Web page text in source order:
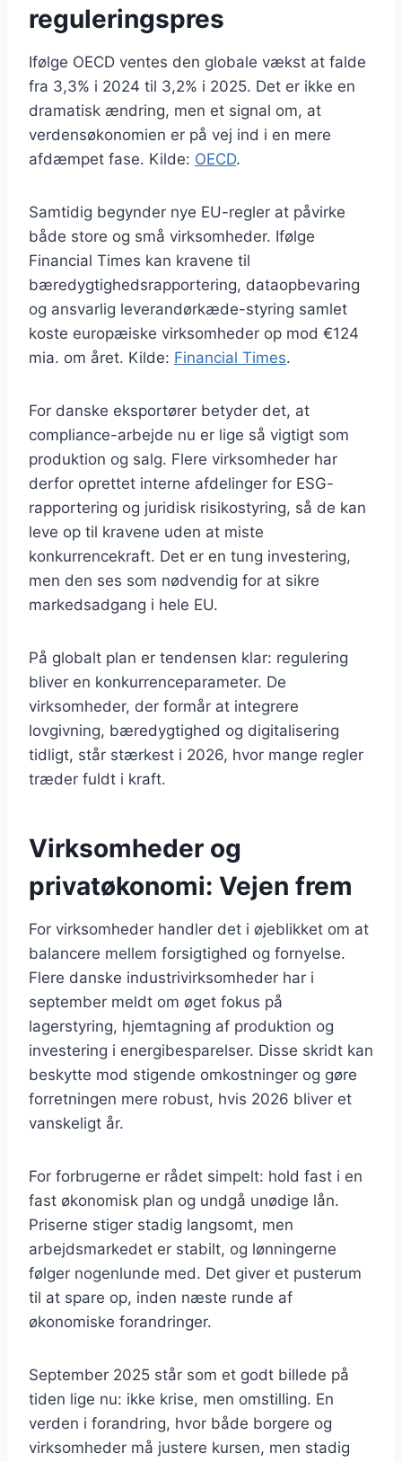
reguleringspres
Ifølge OECD ventes den globale vækst at falde
fra 3,3% i 2024 til 3,2% i 2025. Det er ikke en
dramatisk ændring, men et signal om, at
verdensøkonomien er på vej ind i en mere
afdæmpet fase. Kilde: OECD.
Samtidig begynder nye EU-regler at påvirke
både store og små virksomheder. Ifølge
Financial Times kan kravene til
bæredygtighedsrapportering, dataopbevaring
og ansvarlig leverandørkæde-styring samlet
koste europæiske virksomheder op mod €124
mia. om året. Kilde: Financial Times.
For danske eksportører betyder det, at
compliance-arbejde nu er lige så vigtigt som
produktion og salg. Flere virksomheder har
derfor oprettet interne afdelinger for ESG-
rapportering og juridisk risikostyring, så de kan
leve op til kravene uden at miste
konkurrencekraft. Det er en tung investering,
men den ses som nødvendig for at sikre
markedsadgang i hele EU.
På globalt plan er tendensen klar: regulering
bliver en konkurrenceparameter. De
virksomheder, der formår at integrere
lovgivning, bæredygtighed og digitalisering
tidligt, står stærkest i 2026, hvor mange regler
træder fuldt i kraft.
Virksomheder og
privatøkonomi: Vejen frem
For virksomheder handler det i øjeblikket om at
balancere mellem forsigtighed og fornyelse.
Flere danske industrivirksomheder har i
september meldt om øget fokus på
lagerstyring, hjemtagning af produktion og
investering i energibesparelser. Disse skridt kan
beskytte mod stigende omkostninger og gøre
forretningen mere robust, hvis 2026 bliver et
vanskeligt år.
For forbrugerne er rådet simpelt: hold fast i en
fast økonomisk plan og undgå unødige lån.
Priserne stiger stadig langsomt, men
arbejdsmarkedet er stabilt, og lønningerne
følger nogenlunde med. Det giver et pusterum
til at spare op, inden næste runde af
økonomiske forandringer.
September 2025 står som et godt billede på
tiden lige nu: ikke krise, men omstilling. En
verden i forandring, hvor både borgere og
virksomheder må justere kursen, men stadig